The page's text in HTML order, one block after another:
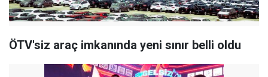
ÖTV'siz araç imkanında yeni sınır belli oldu